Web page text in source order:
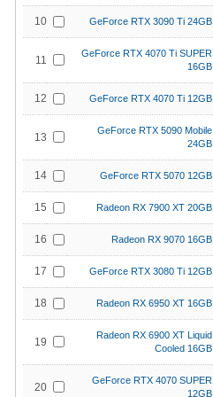
10 GeForce RTX 3090 Ti 24GB
11
GeForce RTX 4070 Ti SUPER
16GB
12 GeForce RTX 4070 Ti 12GB
13
GeForce RTX 5090 Mobile
24GB
14 GeForce RTX 5070 12GB
15 Radeon RX 7900 XT 20GB
16 Radeon RX 9070 16GB
17 GeForce RTX 3080 Ti 12GB
18 Radeon RX 6950 XT 16GB
19
Radeon RX 6900 XT Liquid
Cooled 16GB
20
GeForce RTX 4070 SUPER
12GB